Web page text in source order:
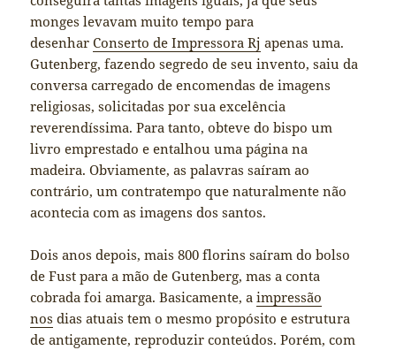
monges levavam muito tempo para
desenharConserto de Impressora Rj apenas uma.
Gutenberg, fazendo segredo de seu invento, saiu da
conversa carregado de encomendas de imagens
religiosas, solicitadas por sua excelência
reverendíssima. Para tanto, obteve do bispo um
livro emprestado e entalhou uma página na
madeira. Obviamente, as palavras saíram ao
contrário, um contratempo que naturalmente não
acontecia com as imagens dos santos.
Dois anos depois, mais 800 florins saíram do bolso
de Fust para a mão de Gutenberg, mas a conta
cobrada foi amarga. Basicamente, aimpressão
nos dias atuais tem o mesmo propósito e estrutura
de antigamente, reproduzir conteúdos. Porém, com